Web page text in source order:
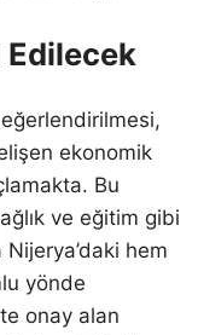
ekonomik
Bu
ve eğitim gibi
hem
yönde
onay alan